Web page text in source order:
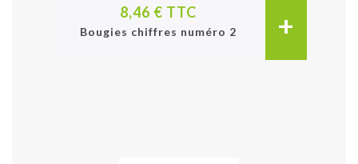
8,46 € TTC
Bougies chiffres numéro 2 +